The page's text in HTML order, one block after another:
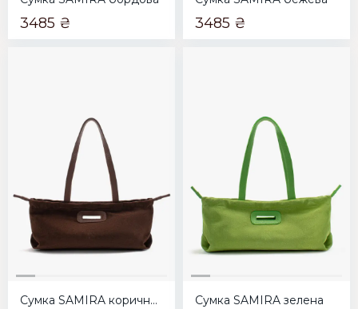
3485 ₴ 3485 ₴
Сумка SAMIRA коричнева Сумка SAMIRA зелена